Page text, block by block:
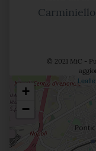
© 2021 MiC -
Posizione
+
−